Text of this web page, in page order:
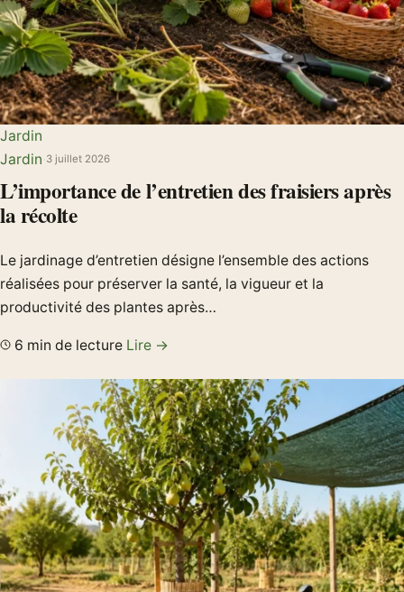
Jardin
Jardin 3 juillet 2026
L’importance de l’entretien des fraisiers après
la récolte
Le jardinage d’entretien désigne l’ensemble des actions
réalisées pour préserver la santé, la vigueur et la
productivité des plantes après…
6 min de lecture Lire →